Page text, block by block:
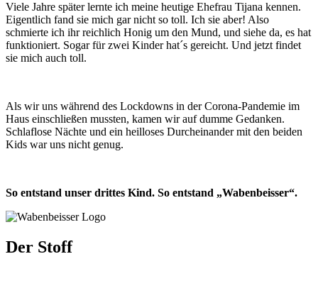
Viele Jahre später lernte ich meine heutige Ehefrau Tijana kennen.
Eigentlich fand sie mich gar nicht so toll. Ich sie aber! Also
schmierte ich ihr reichlich Honig um den Mund, und siehe da, es hat
funktioniert. Sogar für zwei Kinder hat´s gereicht. Und jetzt findet
sie mich auch toll.
Als wir uns während des Lockdowns in der Corona-Pandemie im
Haus einschließen mussten, kamen wir auf dumme Gedanken.
Schlaflose Nächte und ein heilloses Durcheinander mit den beiden
Kids war uns nicht genug.
So entstand unser drittes Kind. So entstand „Wabenbeisser“.
Der Stoff